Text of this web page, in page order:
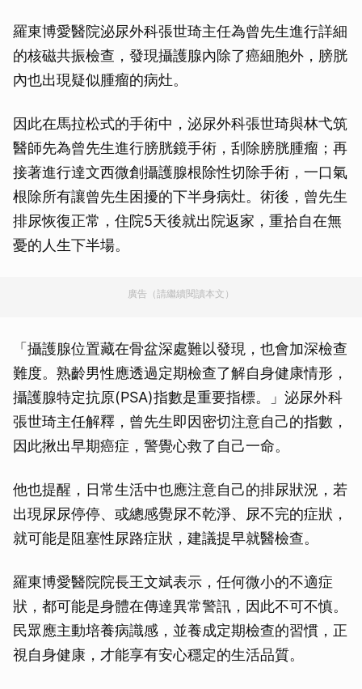
羅東博愛醫院泌尿外科張世琦主任為曾先生進行詳細
的核磁共振檢查，發現攝護腺內除了癌細胞外，膀胱
內也出現疑似腫瘤的病灶。
因此在馬拉松式的手術中，泌尿外科張世琦與林弋筑
醫師先為曾先生進行膀胱鏡手術，刮除膀胱腫瘤；再
接著進行達文西微創攝護腺根除性切除手術，一口氣
根除所有讓曾先生困擾的下半身病灶。術後，曾先生
排尿恢復正常，住院5天後就出院返家，重拾自在無
憂的人生下半場。
廣告（請繼續閱讀本文）
「攝護腺位置藏在骨盆深處難以發現，也會加深檢查
難度。熟齡男性應透過定期檢查了解自身健康情形，
攝護腺特定抗原(PSA)指數是重要指標。」泌尿外科
張世琦主任解釋，曾先生即因密切注意自己的指數，
因此揪出早期癌症，警覺心救了自己一命。
他也提醒，日常生活中也應注意自己的排尿狀況，若
出現尿尿停停、或總感覺尿不乾淨、尿不完的症狀，
就可能是阻塞性尿路症狀，建議提早就醫檢查。
羅東博愛醫院院長王文斌表示，任何微小的不適症
狀，都可能是身體在傳達異常警訊，因此不可不慎。
民眾應主動培養病識感，並養成定期檢查的習慣，正
視自身健康，才能享有安心穩定的生活品質。